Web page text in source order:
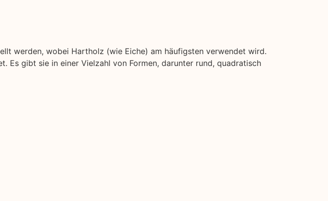
werden, wobei Hartholz (wie Eiche) am häufigsten verwendet wird.
Es gibt sie in einer Vielzahl von Formen, darunter rund, quadratisch